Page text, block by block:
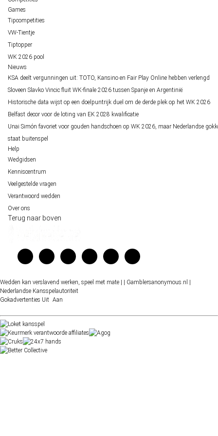
Games
Tipcompetities
VW-Tientje
Tiptopper
WK 2026 pool
Nieuws
KSA deelt vergunningen uit: TOTO, Kansino en Fair Play Online hebben verlengd
Sloveen Slavko Vincic fluit WK-finale 2026 tussen Spanje en Argentinië
Historische data wijst op een doelpuntrijk duel om de derde plek op het WK 2026
Belfast decor voor de loting van EK 2028 kwalificatie
Unai Simón favoriet voor gouden handschoen op WK 2026, maar Nederlandse
staat buitenspel
Help
Wedgidsen
Kenniscentrum
Veelgestelde vragen
Verantwoord wedden
Over ons
Terug naar boven
Wedden kan verslavend werken, speel met mate | | Gamblersanonymous.nl
Nederlandse Kansspelautoriteit
Gokadvertenties Uit Aan